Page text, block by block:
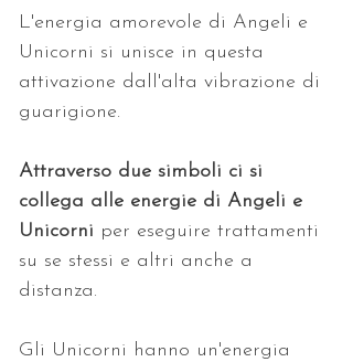
L'energia amorevole di Angeli e
Unicorni si unisce in questa
attivazione dall'alta vibrazione di
guarigione.
Attraverso due simboli ci si
collega alle energie di Angeli e
Unicorni per eseguire trattamenti
su se stessi e altri anche a
distanza.
Gli Unicorni hanno un'energia